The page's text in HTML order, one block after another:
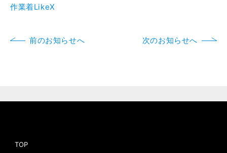
作業着LikeX
前のお知らせへ 次のお知らせへ
TOP